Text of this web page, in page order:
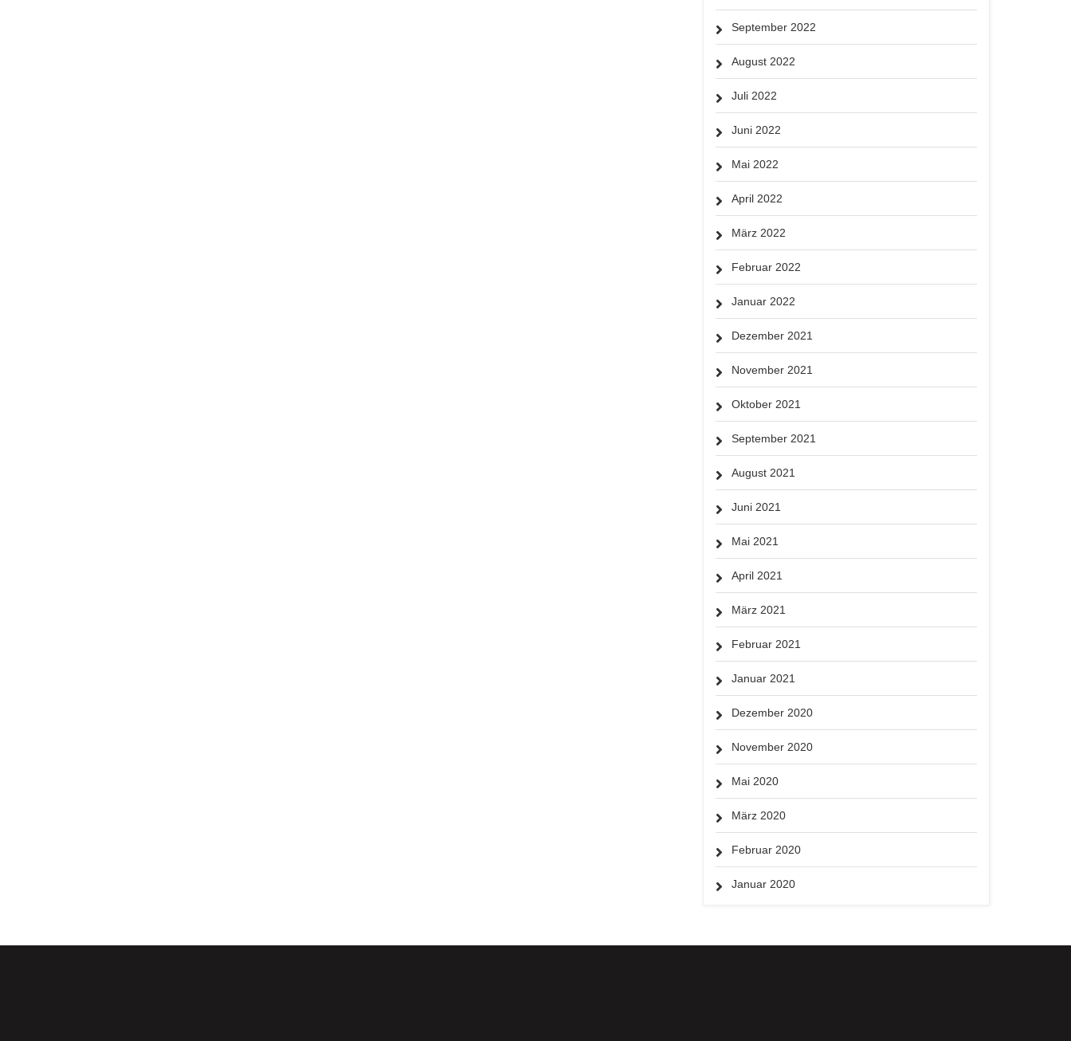
September 2022
August 2022
Juli 2022
Juni 2022
Mai 2022
April 2022
März 2022
Februar 2022
Januar 2022
Dezember 2021
November 2021
Oktober 2021
September 2021
August 2021
Juni 2021
Mai 2021
April 2021
März 2021
Februar 2021
Januar 2021
Dezember 2020
November 2020
Mai 2020
März 2020
Februar 2020
Januar 2020